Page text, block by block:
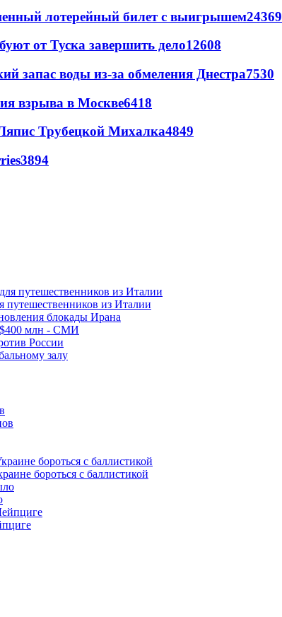
лотерейный билет с выигрышем24369
от Туска завершить дело12608
запас воды из-за обмеления Днестра7530
взрыва в Москве6418
Трубецкой Михалка4849
3894
путешественников из Италии
блокады Ирана
$400 млн - СМИ
России
залу
бороться с баллистикой